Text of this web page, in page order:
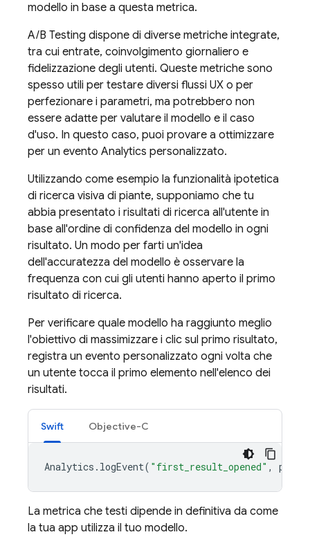
modello in base a questa metrica.
A/B Testing dispone di diverse metriche integrate,
tra cui entrate, coinvolgimento giornaliero e
fidelizzazione degli utenti. Queste metriche sono
spesso utili per testare diversi flussi UX o per
perfezionare i parametri, ma potrebbero non
essere adatte per valutare il modello e il caso
d'uso. In questo caso, puoi provare a ottimizzare
per un evento Analytics personalizzato.
Utilizzando come esempio la funzionalità ipotetica
di ricerca visiva di piante, supponiamo che tu
abbia presentato i risultati di ricerca all'utente in
base all'ordine di confidenza del modello in ogni
risultato. Un modo per farti un'idea
dell'accuratezza del modello è osservare la
frequenza con cui gli utenti hanno aperto il primo
risultato di ricerca.
Per verificare quale modello ha raggiunto meglio
l'obiettivo di massimizzare i clic sul primo risultato,
registra un evento personalizzato ogni volta che
un utente tocca il primo elemento nell'elenco dei
risultati.
Swift Objective-C
Analytics . logEvent( "first_result_opened" ,
La metrica che testi dipende in definitiva da come
la tua app utilizza il tuo modello.